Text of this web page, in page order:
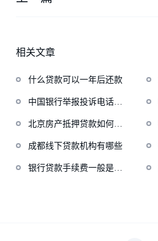
相关文章
什么贷款可以一年后还款
中国银行举报投诉电话多
北京房产抵押贷款如何办
成都线下贷款机构有哪些
银行贷款手续费一般是多